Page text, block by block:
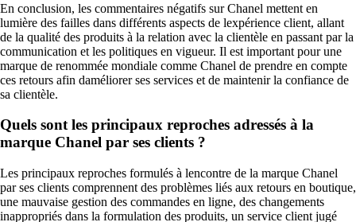
En conclusion, les commentaires négatifs sur Chanel mettent en
lumière des failles dans différents aspects de lexpérience client, allant
de la qualité des produits à la relation avec la clientèle en passant par la
communication et les politiques en vigueur. Il est important pour une
marque de renommée mondiale comme Chanel de prendre en compte
ces retours afin daméliorer ses services et de maintenir la confiance de
sa clientèle.
Quels sont les principaux reproches adressés à la
marque Chanel par ses clients ?
Les principaux reproches formulés à lencontre de la marque Chanel
par ses clients comprennent des problèmes liés aux retours en boutique,
une mauvaise gestion des commandes en ligne, des changements
inappropriés dans la formulation des produits, un service client jugé